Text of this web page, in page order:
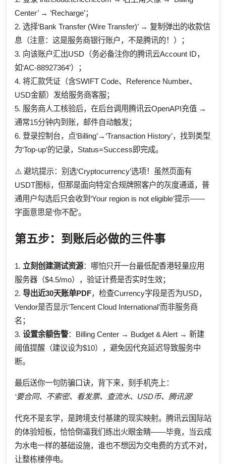
Center’ → ‘Recharge’；
2. 选择‘Bank Transfer (Wire Transfer)’ → 复制弹出的收款信
息（注意：这是服务商银行账户，不是腾讯的！）；
3. 向该账户汇出USD（务必备注你的腾讯云Account ID，
如‘AC-88927364’）；
4. 将汇款凭证（含SWIFT Code、Reference Number、
USD金额）发给服务商客服；
5. 服务商人工核验后，在后台调用腾讯云OpenAPI充值 →
通常15分钟内到账，邮件自动触发；
6. 登录控制台，点‘Billing’→‘Transaction History’，找到类型
为‘Top-up’的记录，Status=Success即完成。
⚠️ 避坑提示：别选‘Cryptocurrency’选项！虽然页面有
USDT图标，但那是面向特定合规牌照客户的灰度通道，普
通用户勾选后只会收到‘Your region is not eligible’提示——
字面意思是‘你不配’。
第五步：到账后必做的三件事
1. 立刻创建测试资源：哪怕只开一台最低配香港轻量应用
服务器（$4.5/mo），验证计费是否实时生效；
2. 导出近30天账单PDF，检查Currency字段是否为USD，
Vendor是否显示‘Tencent Cloud International’而非服务商
名；
3. 设置余额告警：Billing Center → Budget & Alert → 新建
阈值提醒（建议设为$10），避免因代充延迟导致服务中
断。
最后送你一句防骗口诀，背下来，刻手机壳上：
‘要合同、不索密、看发票、查流水、USD币、腾讯源’
代充不是玄学，是跨境支付基建的现实映射。腾讯云国际站
的体验短板，恰恰倒逼我们练出火眼金睛——毕竟，当云成
为水电一样的基础设施，谁也不想因为交电费的方式不对，
让整栋楼停电。